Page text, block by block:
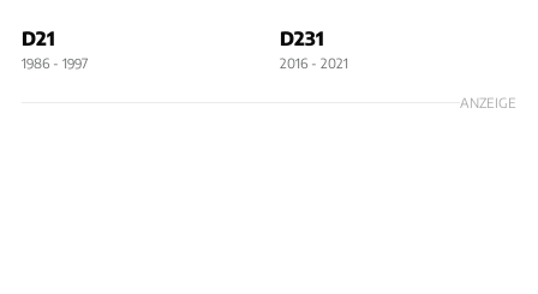
D21
1986 - 1997
D231
2016 - 2021
ANZEIGE